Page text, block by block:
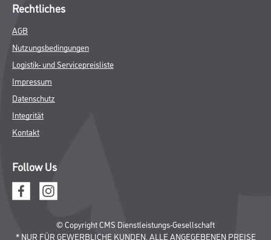
Rechtliches
AGB
Nutzungsbedingungen
Logistik- und Servicepreisliste
Impressum
Datenschutz
Integrität
Kontakt
Follow Us
© Copyright CMS Dienstleistungs-Gesellschaft
* NUR FÜR GEWERBLICHE KUNDEN. ALLE ANGEGEBENEN PREISE